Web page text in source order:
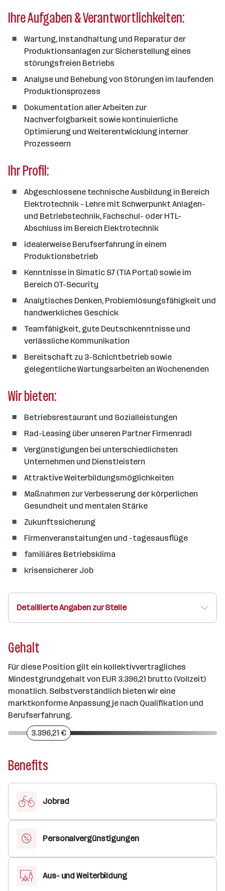
h
Ihre Aufgaben & Verantwortlichkeiten:
Wartung, Instandhaltung und Reparatur der
Produktionsanlagen zur Sicherstellung eines
störungsfreien Betriebs
Analyse und Behebung von Störungen im laufenden
Produktionsprozess
Dokumentation aller Arbeiten zur
Nachverfolgbarkeit sowie kontinuierliche
Optimierung und Weiterentwicklung interner
Prozesseern
Ihr Profil:
Abgeschlossene technische Ausbildung in Bereich
Elektrotechnik - Lehre mit Schwerpunkt Anlagen-
und Betriebstechnik, Fachschul- oder HTL-
Abschluss im Bereich Elektrotechnik
idealerweise Berufserfahrung in einem
Produktionsbetrieb
Kenntnisse in Simatic S7 (TIA Portal) sowie im
Bereich OT-Security
Analytisches Denken, Problemlösungsfähigkeit und
handwerkliches Geschick
Teamfähigkeit, gute Deutschkenntnisse und
verlässliche Kommunikation
Bereitschaft zu 3-Schichtbetrieb sowie
gelegentliche Wartungsarbeiten an Wochenenden
Wir bieten:
Betriebsrestaurant und Sozialleistungen
Rad-Leasing über unseren Partner Firmenradl
Vergünstigungen bei unterschiedlichsten
Unternehmen und Dienstleistern
Attraktive Weiterbildungsmöglichkeiten
Maßnahmen zur Verbesserung der körperlichen
Gesundheit und mentalen Stärke
Zukunftssicherung
Firmenveranstaltungen und -tagesausflüge
familiäres Betriebsklima
krisensicherer Job
Detaillierte Angaben zur Stelle
Gehalt
Für diese Position gilt ein kollektivvertragliches
Mindestgrundgehalt von EUR 3.396,21 brutto (Vollzeit)
monatlich. Selbstverständlich bieten wir eine
marktkonforme Anpassung je nach Qualifikation und
Berufserfahrung.
3.396,21 €
Benefits
Jobrad
Personalvergünstigungen
Aus- und Weiterbildung